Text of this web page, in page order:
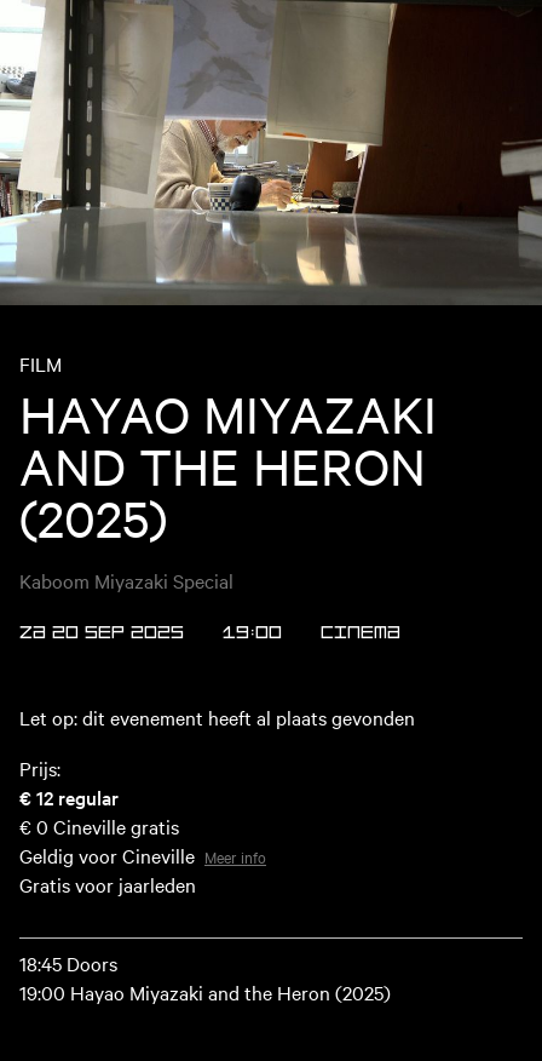
FILM
HAYAO MIYAZAKI
AND THE HERON
(2025)
Kaboom Miyazaki Special
ZA 20 SEP 2025 19:00 Cinema
Let op: dit evenement heeft al plaats gevonden
Prijs:
€ 12 regular
€ 0 Cineville gratis
Geldig voor Cineville Meer info
Gratis voor jaarleden
18:45 Doors
19:00 Hayao Miyazaki and the Heron (2025)